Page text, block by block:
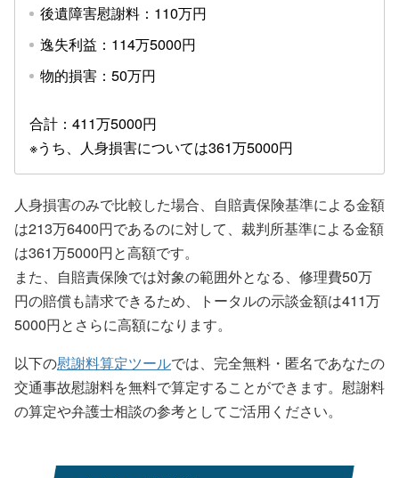
後遺障害慰謝料：110万円
逸失利益：114万5000円
物的損害：50万円
合計：411万5000円
※うち、人身損害については361万5000円
人身損害のみで比較した場合、自賠責保険基準による金額
は213万6400円であるのに対して、裁判所基準による金額
は361万5000円と高額です。
また、自賠責保険では対象の範囲外となる、修理費50万
円の賠償も請求できるため、トータルの示談金額は411万
5000円とさらに高額になります。
以下の慰謝料算定ツールでは、完全無料・匿名であなたの
交通事故慰謝料を無料で算定することができます。慰謝料
の算定や弁護士相談の参考としてご活用ください。